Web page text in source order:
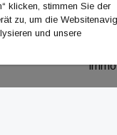
klicken, stimmen Sie der
zu, um die
und unsere